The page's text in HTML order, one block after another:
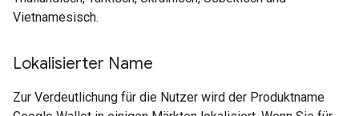
Vietnamesisch.
Lokalisierter Name
Zur Verdeutlichung für die Nutzer wird der Produktname